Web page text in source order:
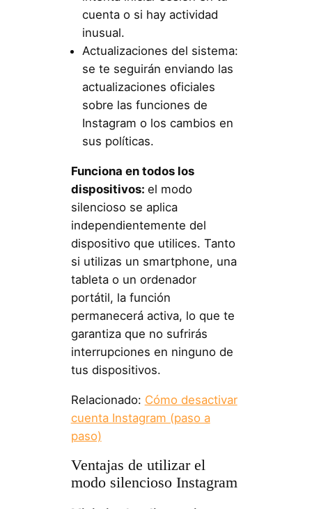
cuenta o si hay actividad
inusual.
Actualizaciones del sistema:
se te seguirán enviando las
actualizaciones oficiales
sobre las funciones de
Instagram o los cambios en
sus políticas.
Funciona en todos los
dispositivos: el modo
silencioso se aplica
independientemente del
dispositivo que utilices. Tanto
si utilizas un smartphone, una
tableta o un ordenador
portátil, la función
permanecerá activa, lo que te
garantiza que no sufrirás
interrupciones en ninguno de
tus dispositivos.
Relacionado: Cómo desactivar
cuenta Instagram (paso a
paso)
Ventajas de utilizar el
modo silencioso Instagram